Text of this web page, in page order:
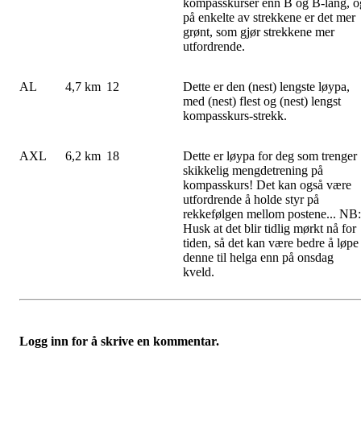
kompasskurser enn B og B-lang,
på enkelte av strekkene er det mer
grønt, som gjør strekkene mer
utfordrende.
AL 4,7 km 12
Dette er den (nest) lengste løypa,
med (nest) flest og (nest) lengst
kompasskurs-strekk.
AXL 6,2 km 18
Dette er løypa for deg som trenger
skikkelig mengdetrening på
kompasskurs! Det kan også være
utfordrende å holde styr på
rekkefølgen mellom postene... NB:
Husk at det blir tidlig mørkt nå for
tiden, så det kan være bedre å løpe
denne til helga enn på onsdag
kveld.
Logg inn for å skrive en kommentar.